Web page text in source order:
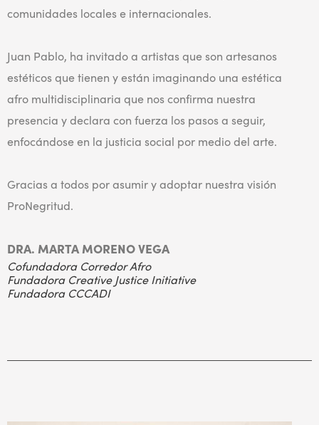
comunidades locales e internacionales.
Juan Pablo, ha invitado a artistas que son artesanos
estéticos que tienen y están imaginando una estética
afro multidisciplinaria que nos confirma nuestra
presencia y declara con fuerza los pasos a seguir,
enfocándose en la justicia social por medio del arte.
Gracias a todos por asumir y adoptar nuestra visión
ProNegritud.
DRA. MARTA MORENO VEGA
Cofundadora Corredor Afro
Fundadora Creative Justice Initiative
Fundadora CCCADI